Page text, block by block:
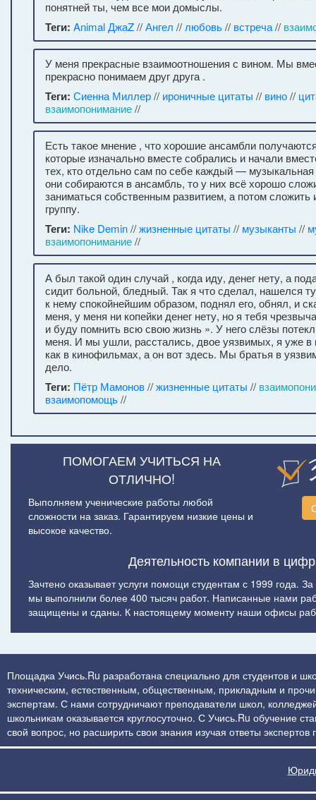
понятней ты, чем все мои домыслы.
Теги: Animal ДжаZ//Ангел // любовь// встреча//
У меня прекрасные взаимоотношения с вином. Мы
прекрасно понимаем друг друга .
Теги: Сиенна Миллер// ироничные цитаты // вино//
взаимопонимание//
Есть такое мнение , что хорошие ансамбли
которые изначально вместе собрались и начали
тех, кто отдельно сам по себе каждый — музыкальная
они собираются в ансамбль, то у них всё хорошо
заниматься собственным развитием, а потом сложить
группу.
Теги: Nike Demin//жизненные цитаты // музыканты //
взаимопонимание//
А был такой один случай , когда иду, денег нету, а
сидит больной, бледный. Так я что сделал, нашелся
к нему спокойнейшим образом, поднял его, обнял, и
меня, у меня ни копейки денег нету, но я тебя
и буду помнить всю свою жизнь ». У него слёзы
меня. И мы ушли, расстались, двое уязвимых, я уже в
как в кинофильмах, а он вот здесь. Мы братья в
дело.
Теги: Пётр Мамонов//жизненные цитаты //
взаимопомощь//
ПОМОГАЕМ УЧИТЬСЯ НА
ОТЛИЧНО!
Выполняем ученические работы любой
сложности на заказ. Гарантируем низкие цены и
высокое качество.
Деятельность компании в
Зачтено оказывает услуги помощи студентам с 1999 года.
мы выполнили более 400 тысяч работ. Написанные нами
защищены и сданы. К настоящему моменту наши офисы
Площадка Учись.Ru разработана специально для студентов и
техническим, естественным, общественным, прикладным и
экспертам. С нами сотрудничают преподаватели школ,
школьникам оказывается круглосуточно. С Учись.Ru обучение
свой вопрос, но расширить свои знания изучая ответы